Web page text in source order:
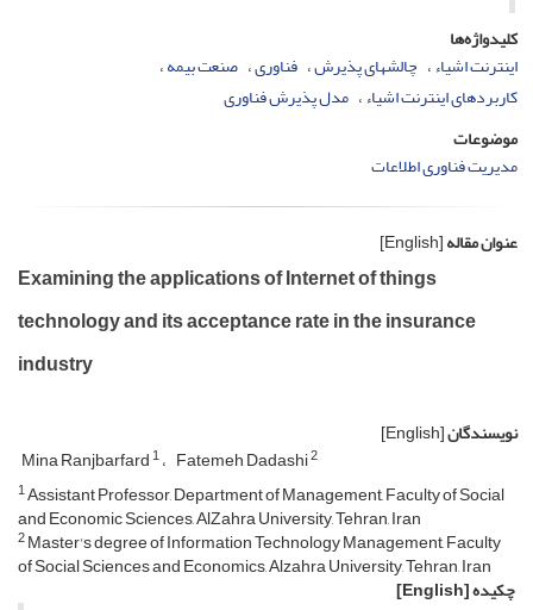
کلیدواژه‌ها
اینترنت ‌اشیاء
چالشهای پذیرش فناوری صنعت بیمه
کاربردهای اینترنت ‌اشیاء مدل پذیرش فناوری
موضوعات
مدیریت فناوری اطلاعات
عنوان مقاله[English]
Examining the applications of Internet of things
technology and its acceptance rate in the insurance
industry
نویسندگان[English]
Mina Ranjbarfard1 Fatemeh Dadashi2
1Assistant Professor, Department of Management, Faculty of Social
and Economic Sciences, AlZahra University, Tehran, Iran
2Master's degree of Information Technology Management, Faculty
of Social Sciences and Economics, Alzahra University, Tehran, Iran
چکیده[English]